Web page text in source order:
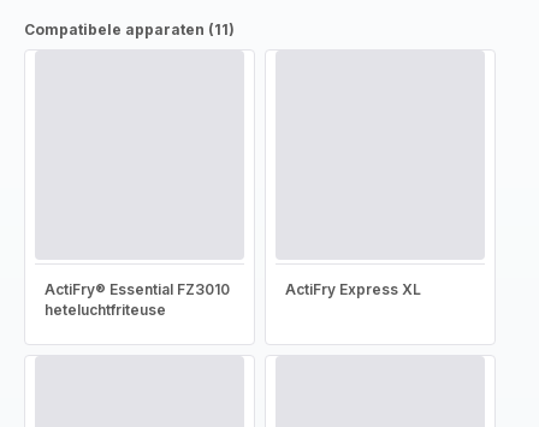
Compatibele apparaten (11)
ActiFry® Essential FZ3010
heteluchtfriteuse
ActiFry Express XL